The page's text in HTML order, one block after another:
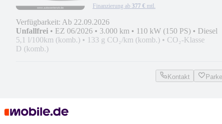
Finanzierung ab 377 € mtl.
Verfügbarkeit: Ab 22.09.2026
Unfallfrei • EZ 06/2026 • 3.000 km • 110 kW (150 PS) • Diesel
5,1 l/100km (komb.) • 133 g CO₂/km (komb.) • CO₂-Klasse
D (komb.)
Kontakt